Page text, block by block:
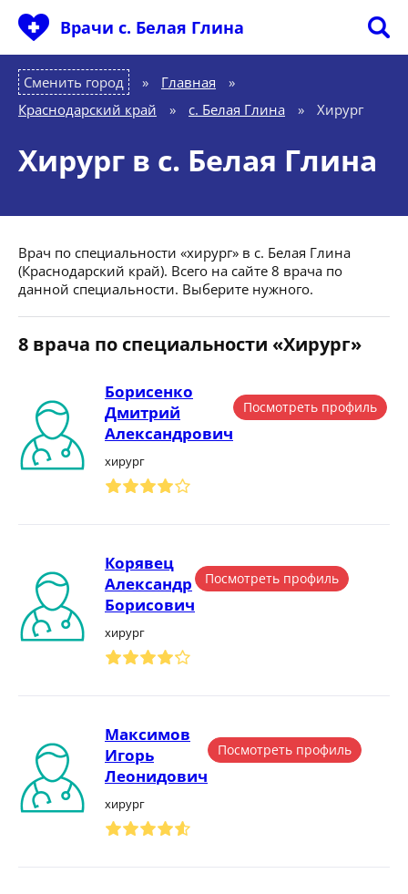
Врачи с. Белая Глина
Сменить город Главная
»
Краснодарский край
» с. Белая Глина » Хирург
Хирург в с. Белая Глина
Врач по специальности «хирург» в с. Белая Глина
(Краснодарский край). Всего на сайте 8 врача по
данной специальности. Выберите нужного.
8 врача по специальности «Хирург»
Борисенко
Дмитрий
Александрович
хирург
Посмотреть профиль
Корявец
Александр
Борисович
хирург
Посмотреть профиль
Максимов
Игорь
Леонидович
хирург
Посмотреть профиль